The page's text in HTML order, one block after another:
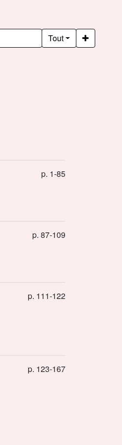
Tout
p. 1-85
p. 87-109
p. 111-122
p. 123-167